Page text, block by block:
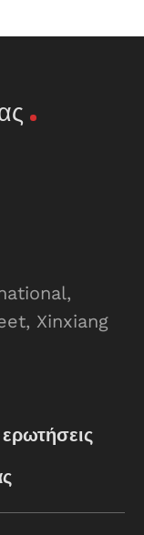
Xinxiang